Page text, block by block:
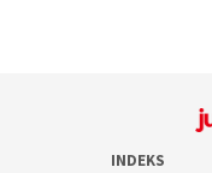
INDEKS